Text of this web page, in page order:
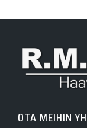
OTA MEIHIN